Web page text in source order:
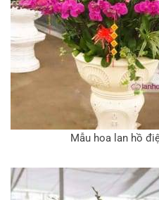
Mẫu hoa lan hồ